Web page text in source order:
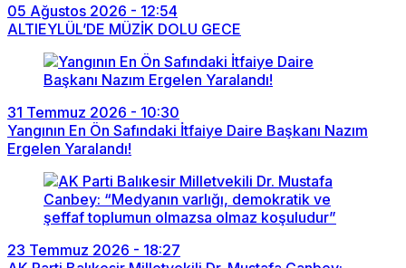
05 Ağustos 2026 - 12:54
ALTIEYLÜL’DE MÜZİK DOLU GECE
31 Temmuz 2026 - 10:30
Yangının En Ön Safındaki İtfaiye Daire Başkanı Nazım
Ergelen Yaralandı!
23 Temmuz 2026 - 18:27